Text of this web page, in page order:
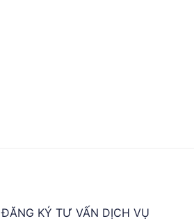
ĐĂNG KÝ TƯ VẤN DỊCH VỤ